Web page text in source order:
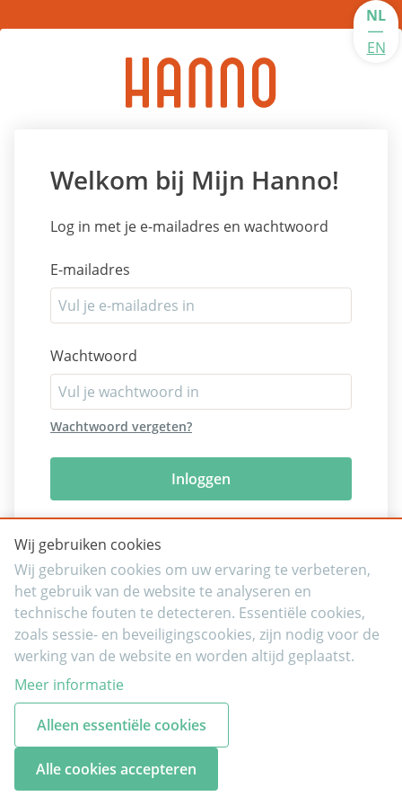
NL
|
EN
Welkom bij Mijn Hanno!
Log in met je e-mailadres en wachtwoord
E-mailadres
Wachtwoord
Wachtwoord vergeten?
Inloggen
Wij gebruiken cookies
Wij gebruiken cookies om uw ervaring te verbeteren,
het gebruik van de website te analyseren en
technische fouten te detecteren. Essentiële cookies,
zoals sessie- en beveiligingscookies, zijn nodig voor de
werking van de website en worden altijd geplaatst.
Meer informatie
Alleen essentiële cookies
Alle cookies accepteren